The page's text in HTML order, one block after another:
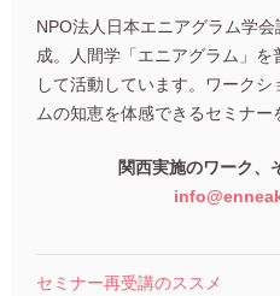
NPO法人日本エニアグラム学
成。人間学「エニアグラム」を
して活動しています。ワーク
ムの知恵を体感できるセミナー
関西実施のワーク、
セミナー再受講のススメ